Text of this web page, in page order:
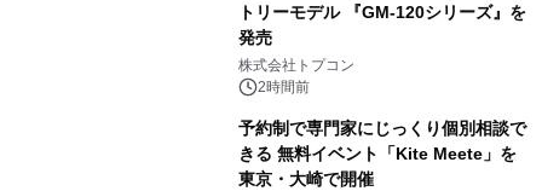
トリーモデル 『GM-120シリーズ』を
発売
株式会社トプコン
2時間前
予約制で専門家にじっくり個別相談で
きる 無料イベント「Kite Meete」を
東京・大崎で開催